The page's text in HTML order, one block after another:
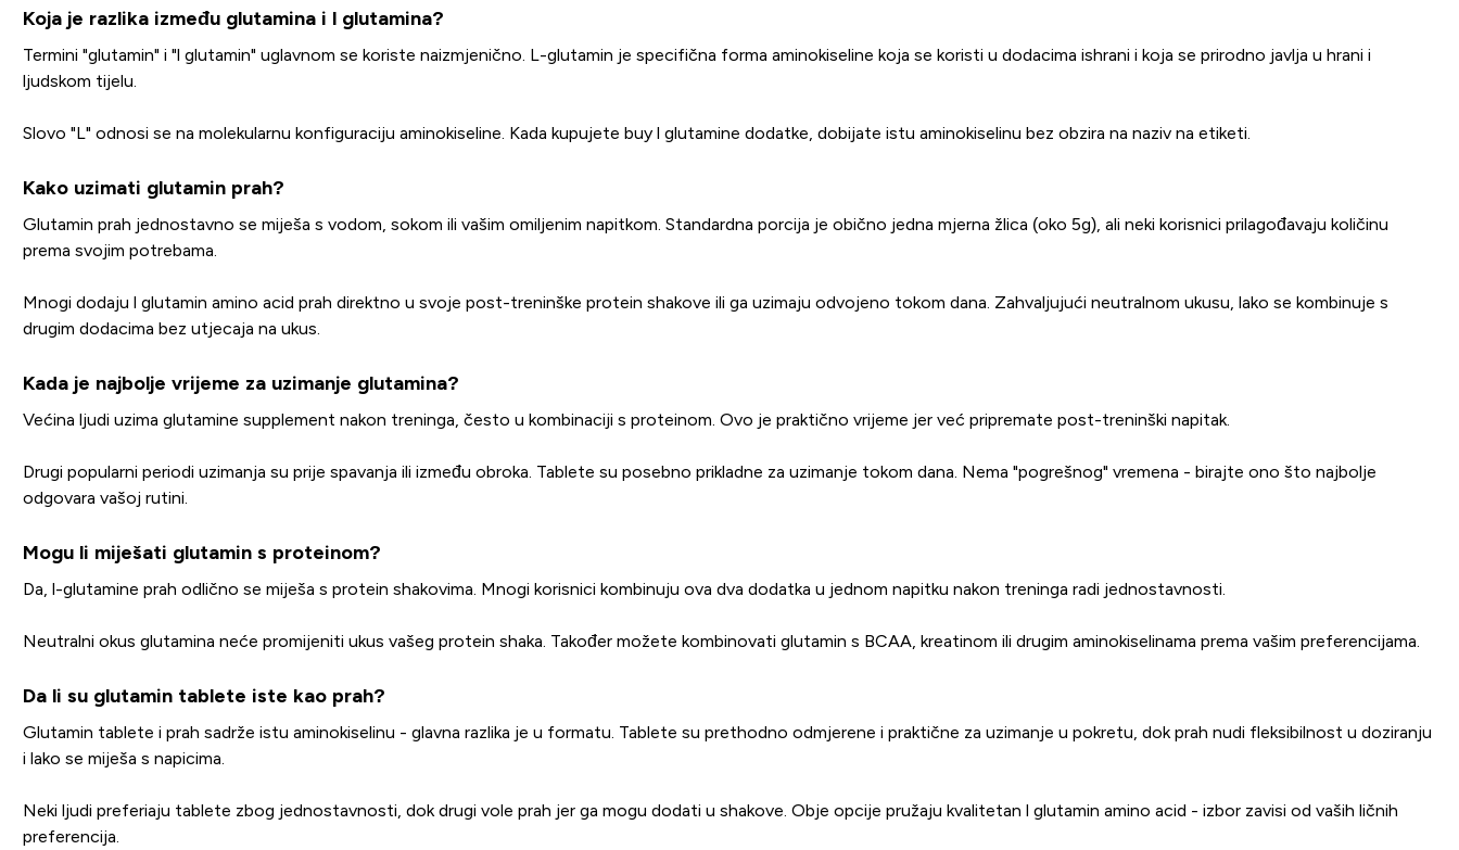
Koja je razlika između glutamina i l glutamina?
Termini "glutamin" i "l glutamin" uglavnom se koriste naizmjenično. L-glutamin je specifična forma aminokiseline koja se koristi u dodacima ishrani i koja se prirodno javlja u hrani i
ljudskom tijelu.
Slovo "L" odnosi se na molekularnu konfiguraciju aminokiseline. Kada kupujete buy l glutamine dodatke, dobijate istu aminokiselinu bez obzira na naziv na etiketi.
Kako uzimati glutamin prah?
Glutamin prah jednostavno se miješa s vodom, sokom ili vašim omiljenim napitkom. Standardna porcija je obično jedna mjerna žlica (oko 5g), ali neki korisnici prilagođavaju količinu
prema svojim potrebama.
Mnogi dodaju l glutamin amino acid prah direktno u svoje post-treninške protein shakove ili ga uzimaju odvojeno tokom dana. Zahvaljujući neutralnom ukusu, lako se kombinuje s
drugim dodacima bez utjecaja na ukus.
Kada je najbolje vrijeme za uzimanje glutamina?
Većina ljudi uzima glutamine supplement nakon treninga, često u kombinaciji s proteinom. Ovo je praktično vrijeme jer već pripremate post-treninški napitak.
Drugi popularni periodi uzimanja su prije spavanja ili između obroka. Tablete su posebno prikladne za uzimanje tokom dana. Nema "pogrešnog" vremena - birajte ono što najbolje
odgovara vašoj rutini.
Mogu li miješati glutamin s proteinom?
Da, l-glutamine prah odlično se miješa s protein shakovima. Mnogi korisnici kombinuju ova dva dodatka u jednom napitku nakon treninga radi jednostavnosti.
Neutralni okus glutamina neće promijeniti ukus vašeg protein shaka. Također možete kombinovati glutamin s BCAA, kreatinom ili drugim aminokiselinama prema vašim preferencijama.
Da li su glutamin tablete iste kao prah?
Glutamin tablete i prah sadrže istu aminokiselinu - glavna razlika je u formatu. Tablete su prethodno odmjerene i praktične za uzimanje u pokretu, dok prah nudi fleksibilnost u doziranju
i lako se miješa s napicima.
Neki ljudi preferiaju tablete zbog jednostavnosti, dok drugi vole prah jer ga mogu dodati u shakove. Obje opcije pružaju kvalitetan l glutamin amino acid - izbor zavisi od vaših ličnih
preferencija.